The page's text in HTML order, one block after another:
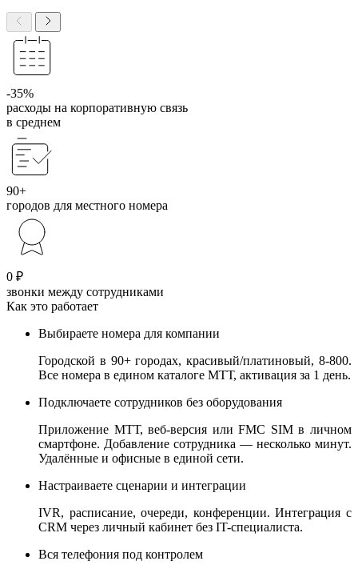
-35%
расходы на корпоративную связь
в среднем
90+
городов для местного номера
0 ₽
звонки между сотрудниками
Как это работает
Выбираете номера для компании
Городской в 90+ городах, красивый/платиновый, 8-800.
Все номера в едином каталоге МТТ, активация за 1 день.
Подключаете сотрудников без оборудования
Приложение МТТ, веб-версия или FMC SIM в личном
смартфоне. Добавление сотрудника — несколько минут.
Удалённые и офисные в единой сети.
Настраиваете сценарии и интеграции
IVR, расписание, очереди, конференции. Интеграция с
CRM через личный кабинет без IT-специалиста.
Вся телефония под контролем